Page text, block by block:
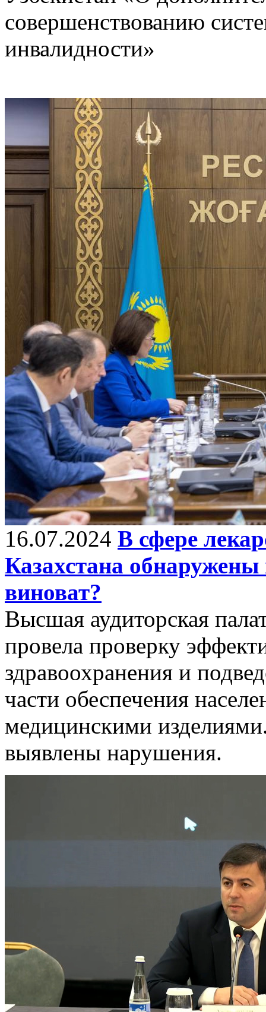
совершенствованию
инвалидности»
16.07.2024 В сфере
Казахстана
виноват?
Высшая аудиторская
провела проверку
здравоохранения и
части обеспечения
медицинскими
выявлены нарушения.